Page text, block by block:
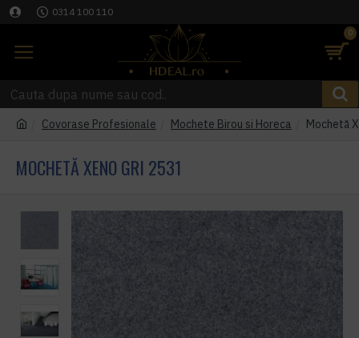
0314 100 110
0
Covorase Profesionale Mochete Birou si Horeca Mochetă
MOCHETĂ XENO GRI 2531